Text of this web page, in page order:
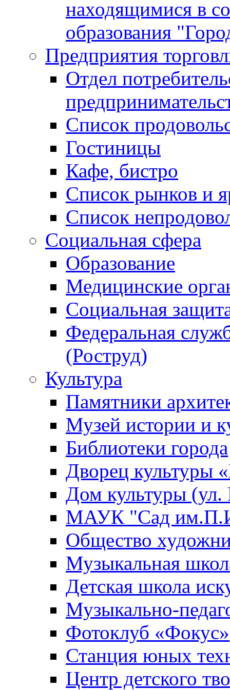
находящимися в
образования
Предприятия
Отдел
Список
Гостиницы
Кафе, бистро
Cписок рынков и
Список
Социальная сфера
Образование
Медицинские
Социальная
Федеральная
(Роструд)
Культура
Памятники
Музей истории и
Библиотеки города
Дворец культуры
Дом культуры (ул.
МАУК "Сад
Общество
Музыкальная
Детская школа
Музыкально-
Фотоклуб «Фокус»
Станция юных
Центр детского